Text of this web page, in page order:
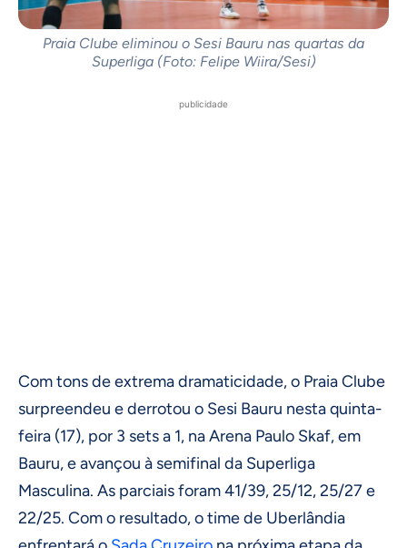
Praia Clube eliminou o Sesi Bauru nas quartas da
Superliga (Foto: Felipe Wiira/Sesi)
publicidade
Com tons de extrema dramaticidade, o Praia Clube
surpreendeu e derrotou o Sesi Bauru nesta quinta-
feira (17), por 3 sets a 1, na Arena Paulo Skaf, em
Bauru, e avançou à semifinal da Superliga
Masculina. As parciais foram 41/39, 25/12, 25/27 e
22/25. Com o resultado, o time de Uberlândia